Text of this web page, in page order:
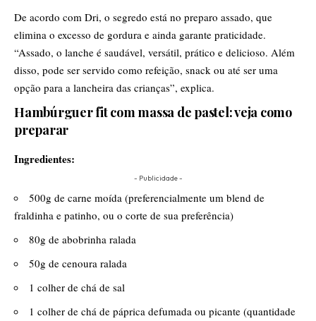
De acordo com Dri, o segredo está no preparo assado, que
elimina o excesso de gordura e ainda garante praticidade.
“Assado, o lanche é saudável, versátil, prático e delicioso. Além
disso, pode ser servido como refeição, snack ou até ser uma
opção para a lancheira das crianças”, explica.
Hambúrguer fit com massa de pastel: veja como
preparar
Ingredientes:
- Publicidade -
500g de carne moída (preferencialmente um blend de
fraldinha e patinho, ou o corte de sua preferência)
80g de abobrinha ralada
50g de cenoura ralada
1 colher de chá de sal
1 colher de chá de páprica defumada ou picante (quantidade